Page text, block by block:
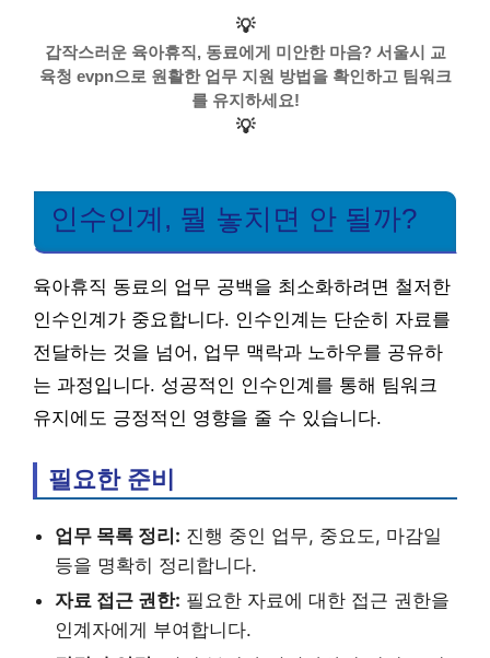
💡
갑작스러운 육아휴직, 동료에게 미안한 마음? 서울시 교
육청 evpn으로 원활한 업무 지원 방법을 확인하고 팀워크
를 유지하세요!
💡
인수인계, 뭘 놓치면 안 될까?
육아휴직 동료의 업무 공백을 최소화하려면 철저한
인수인계가 중요합니다. 인수인계는 단순히 자료를
전달하는 것을 넘어, 업무 맥락과 노하우를 공유하
는 과정입니다. 성공적인 인수인계를 통해 팀워크
유지에도 긍정적인 영향을 줄 수 있습니다.
필요한 준비
업무 목록 정리: 진행 중인 업무, 중요도, 마감일
등을 명확히 정리합니다.
자료 접근 권한: 필요한 자료에 대한 접근 권한을
인계자에게 부여합니다.